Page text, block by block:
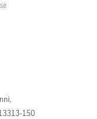
13313-150